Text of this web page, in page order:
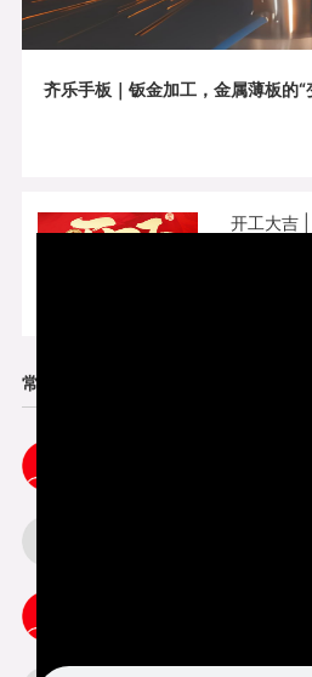
齐乐手板｜钣金加工，金属薄板的“
开工大吉
常见问题